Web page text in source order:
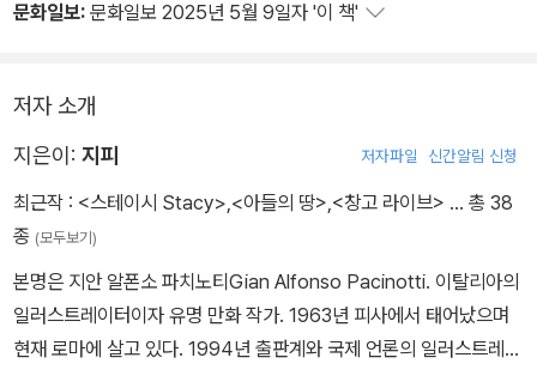
문화일보: 문화일보 2025년 5월 9일자 '이 책'
저자 소개
지은이: 지피 저자파일 신간알림 신청
최근작 : <스테이시 Stacy> <아들의 땅> <창고 라이브> … 총 38
종 (모두보기)
본명은 지안 알폰소 파치노티Gian Alfonso Pacinotti. 이탈리아의
일러스트레이터이자 유명 만화 작가. 1963년 피사에서 태어났으며
현재 로마에 살고 있다. 1994년 출판계와 국제 언론의 일러스트레이